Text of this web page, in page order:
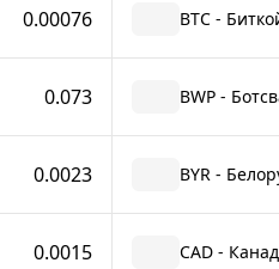
0.00076 BTC -
0.073 BWP -
0.0023 BYR -
0.0015 CAD -